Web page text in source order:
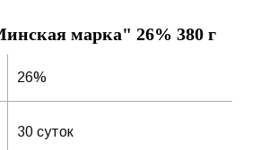
марка" 26% 380 г
26%
30 суток